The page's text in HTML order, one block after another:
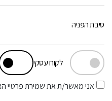
לקוח עסקי
סיבת הפניה
אני מאשר/ת את שמירת פרטיי